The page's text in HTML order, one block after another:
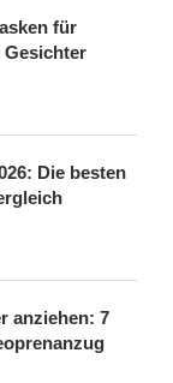
für
Gesichter
Die besten
anziehen: 7